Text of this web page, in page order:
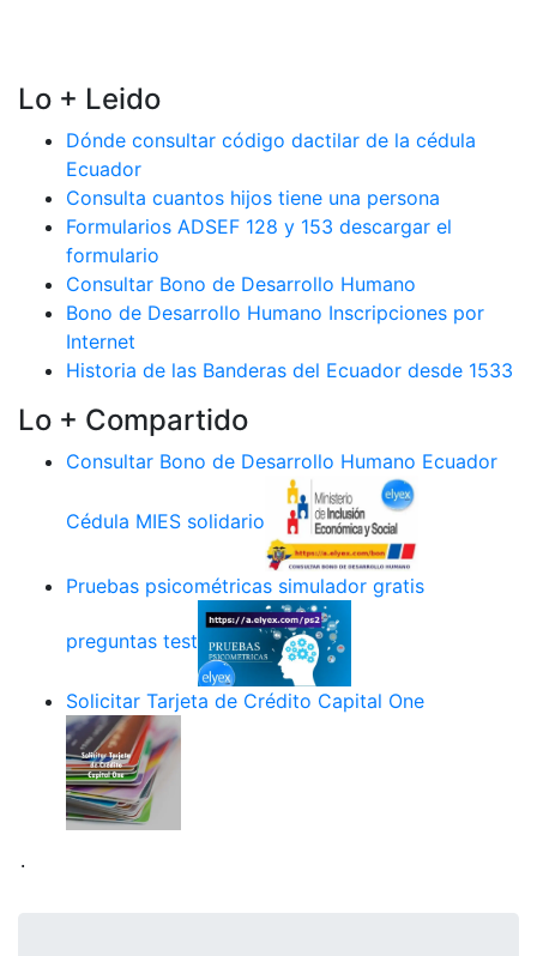
Lo + Leido
Dónde consultar código dactilar de la cédula
Ecuador
Consulta cuantos hijos tiene una persona
Formularios ADSEF 128 y 153 descargar el
formulario
Consultar Bono de Desarrollo Humano
Bono de Desarrollo Humano Inscripciones por
Internet
Historia de las Banderas del Ecuador desde 1533
Lo + Compartido
Consultar Bono de Desarrollo Humano Ecuador
Cédula MIES solidario
Pruebas psicométricas simulador gratis
preguntas test
Solicitar Tarjeta de Crédito Capital One
.